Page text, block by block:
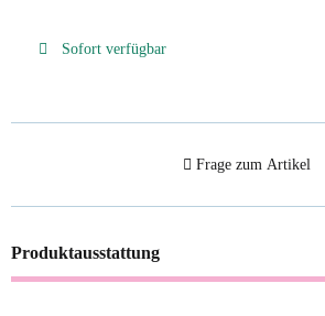
Sofort verfügbar
Frage zum Artikel
Produktausstattung